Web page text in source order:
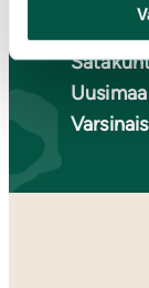
Uusimaa